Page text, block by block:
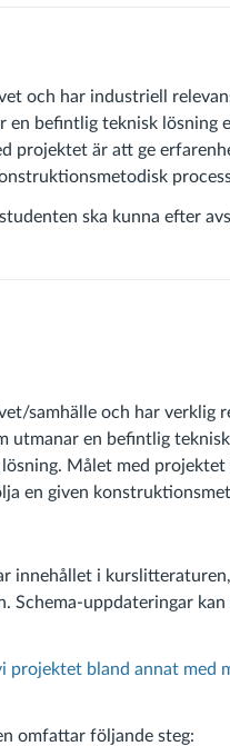
och har industriell
en befintlig teknisk lösning
projektet är att ge
ska kunna efter
samhälle och har verklig
utmanar en befintlig
Målet med
en given
innehållet i
Schema-uppdateringar
projektet bland annat med
omfattar följande steg: